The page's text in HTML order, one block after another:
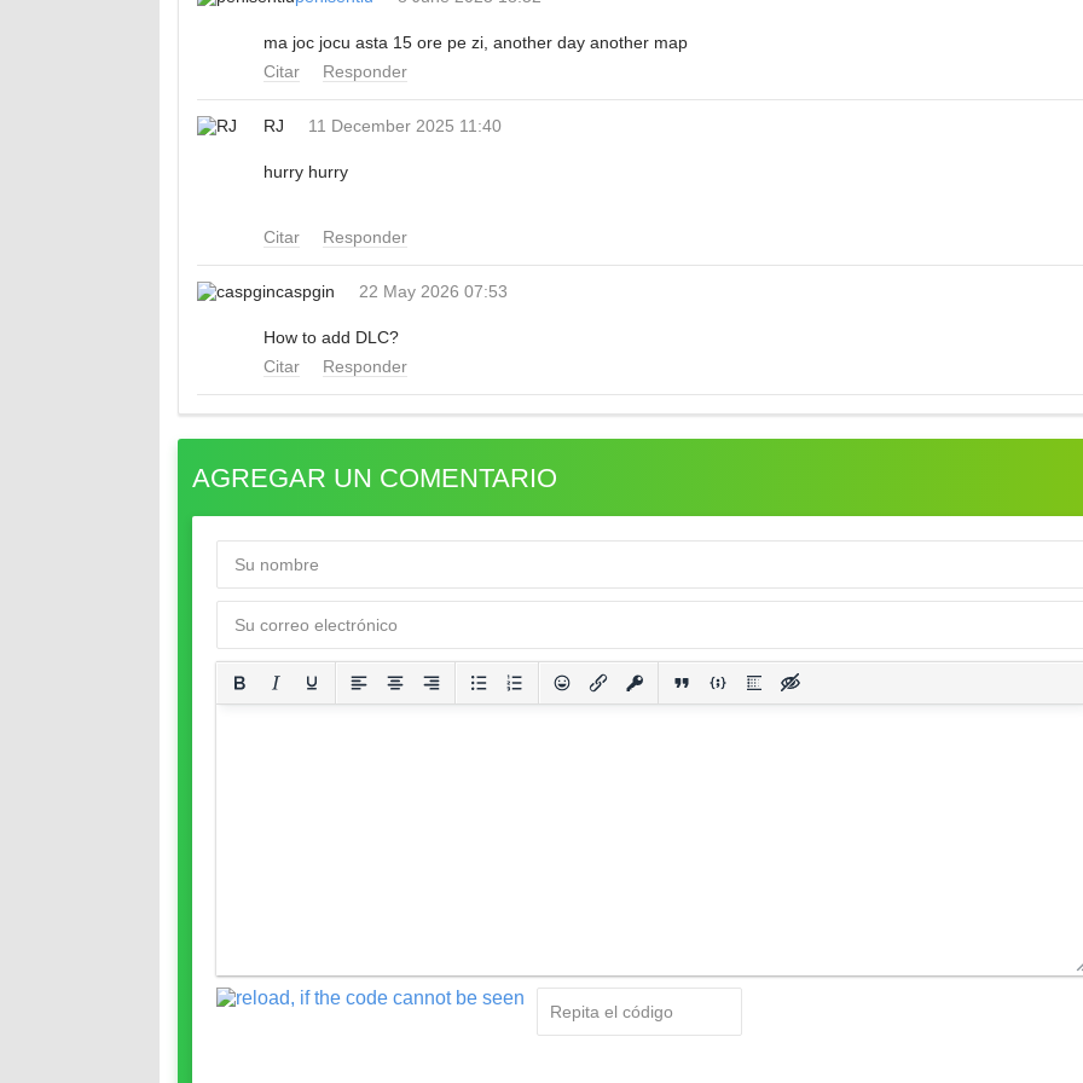
ma joc jocu asta 15 ore pe zi, another day another map
Citar
Responder
RJ 11 December 2025 11:40
hurry hurry
Citar Responder
caspgin 22 May 2026 07:53
How to add DLC?
Citar
Responder
AGREGAR UN COMENTARIO